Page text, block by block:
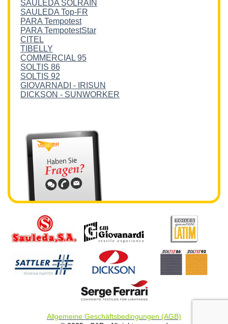
SAULEDA SOLRAIN
SAULEDA Top-FR
PARA Tempotest
PARA TempotestStar
CITEL
TIBELLY
COMMERCIAL 95
SOLTIS 86
SOLTIS 92
GIOVARNADI - IRISUN
DICKSON - SUNWORKER
Allgemeine Geschäftsbedingungen (AGB)